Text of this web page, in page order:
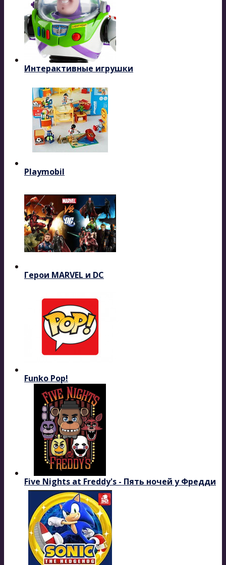
Интерактивные игрушки
Playmobil
Герои MARVEL и DC
Funko Pop!
Five Nights at Freddy's - Пять ночей у Фредди